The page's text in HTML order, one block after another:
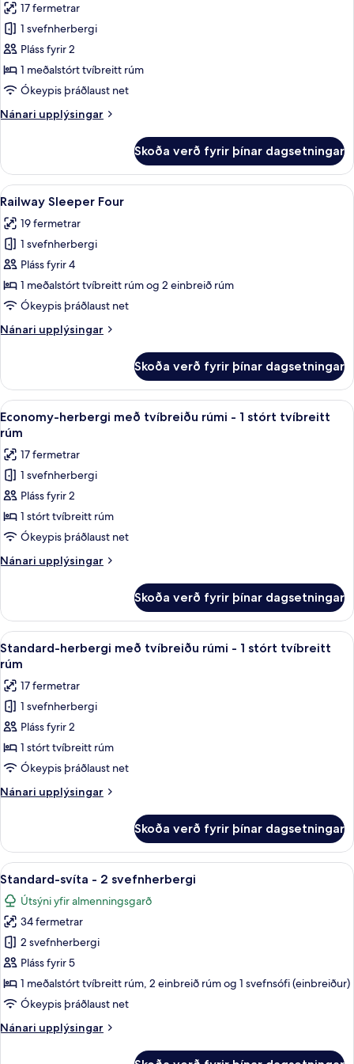
myndir
fyrir
Railway
Sleeper
160
17 fermetrar
1 svefnherbergi
Pláss fyrir 2
1 meðalstórt tvíbreitt rúm
Ókeypis þráðlaust net
Nánari upplýsingar
Nánari
Sleeper
160
Skoða verð fyrir þínar dagsetningar
Skoða
allar
myndir
fyrir
Railway
Sleeper
Four
Dúnsængur, skrifborð,
8
Railway Sleeper Four
19 fermetrar
1 svefnherbergi
Pláss fyrir 4
1 meðalstórt tvíbreitt rúm og 2 einbreið rúm
Ókeypis þráðlaust net
Nánari upplýsingar
Nánari
Sleeper
Four
Skoða verð fyrir þínar dagsetningar
Skoða
allar
myndir
fyrir
Economy-
herbergi
með
tvíbreiðu
rúmi
-
stórt
tvíbreitt
rúm
Dúnsængur, skrifborð,
4
Economy-herbergi með tvíbreiðu rúmi - 1 stórt tvíbreitt
rúm
17 fermetrar
1 svefnherbergi
Pláss fyrir 2
1 stórt tvíbreitt rúm
Ókeypis þráðlaust net
Nánari upplýsingar
Nánari
herbergi
með
tvíbreiðu
rúmi
stórt
tvíbreitt
rúm
Skoða verð fyrir þínar dagsetningar
Skoða
allar
myndir
fyrir
Standard-
herbergi
með
tvíbreiðu
rúmi
-
stórt
tvíbreitt
rúm
Dúnsængur, skrifborð,
4
Standard-herbergi með tvíbreiðu rúmi - 1 stórt tvíbreitt
rúm
17 fermetrar
1 svefnherbergi
Pláss fyrir 2
1 stórt tvíbreitt rúm
Ókeypis þráðlaust net
Nánari upplýsingar
Nánari
herbergi
með
tvíbreiðu
rúmi
stórt
tvíbreitt
rúm
Skoða verð fyrir þínar dagsetningar
Skoða
allar
myndir
fyrir
Standard-
svíta
-
2
svefnherbergi
Dúnsængur, skrifborð,
6
Standard-svíta - 2 svefnherbergi
Útsýni yfir almenningsgarð
34 fermetrar
2 svefnherbergi
Pláss fyrir 5
1 meðalstórt tvíbreitt rúm, 2 einbreið rúm og 1 svefnsófi (einbreiður)
Ókeypis þráðlaust net
Nánari upplýsingar
Nánari